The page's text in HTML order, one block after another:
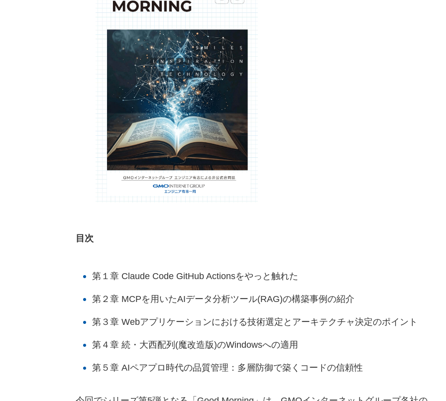
目次
第１章 Claude Code GitHub Actionsをやっと触れた
第２章 MCPを用いたAIデータ分析ツール(RAG)の構築事例の紹介
第３章 Webアプリケーションにおける技術選定とアーキテクチャ決定のポイント
第４章 続・大西配列(魔改造版)のWindowsへの適用
第５章 AIペアプロ時代の品質管理：多層防御で築くコードの信頼性